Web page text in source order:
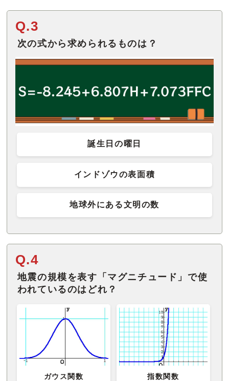
Q.3
次の式から求められるものは？
誕生日の曜日
インドゾウの表面積
地球外にある文明の数
Q.4
地震の規模を表す「マグニチュード」で使
われているのはどれ？
ガウス関数 指数関数